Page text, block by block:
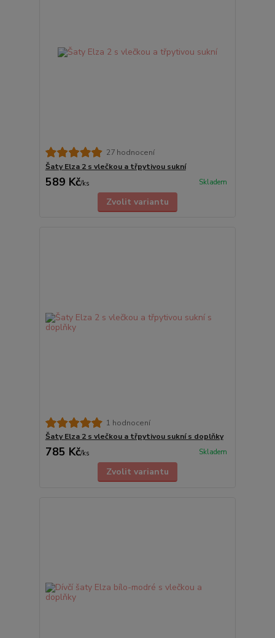
27 hodnocení
Šaty Elza 2 s vlečkou a třpytivou sukní
589 Kč/ks Skladem
Zvolit variantu
1 hodnocení
Šaty Elza 2 s vlečkou a třpytivou sukní s doplňky
785 Kč/ks Skladem
Zvolit variantu